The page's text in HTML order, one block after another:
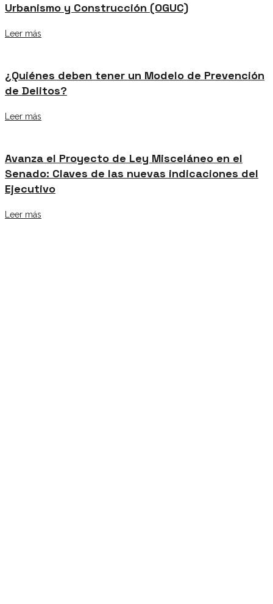
Urbanismo y Construcción (OGUC)
Leer más
¿Quiénes deben tener un Modelo de Prevención
de Delitos?
Leer más
Avanza el Proyecto de Ley Misceláneo en el
Senado: Claves de las nuevas indicaciones del
Ejecutivo
Leer más